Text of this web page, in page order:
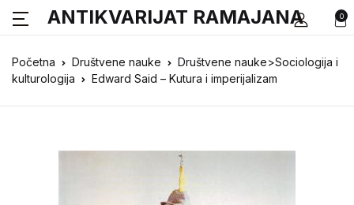
0
ANTIKVARIJAT RAMAJANA
Početna Društvene nauke
Društvene nauke>Sociologija i
kulturologija
Edward Said – Kutura i imperijalizam